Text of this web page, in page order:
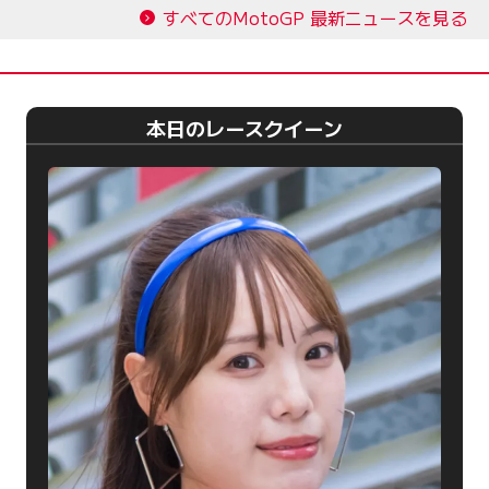
すべてのMotoGP 最新ニュースを見る
本日のレースクイーン